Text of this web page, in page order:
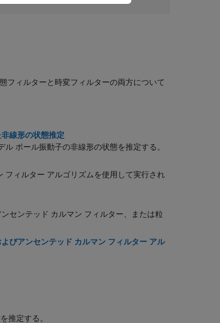
フィルターと時変フィルターの両方について
線形の状態推定
ポール振動子の非線形の状態を推定する。
フィルター アルゴリズムを使用して実行され
センテッド カルマン フィルター、または粒
びアンセンテッド カルマン フィルター アル
推定する。